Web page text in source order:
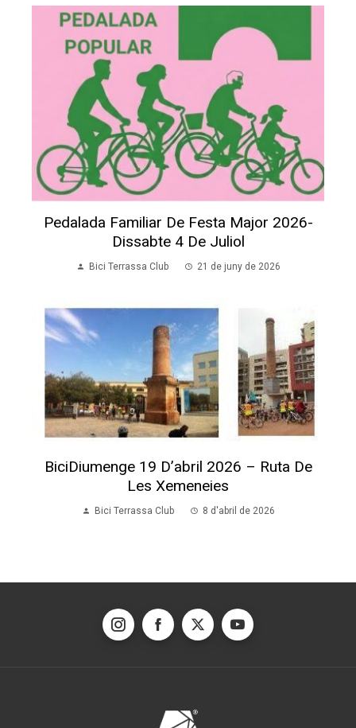
Pedalada Familiar De Festa Major 2026-
Dissabte 4 De Juliol
Bici Terrassa Club 21 de juny de 2026
BiciDiumenge 19 D’abril 2026 – Ruta De
Les Xemeneies
Bici Terrassa Club 8 d'abril de 2026